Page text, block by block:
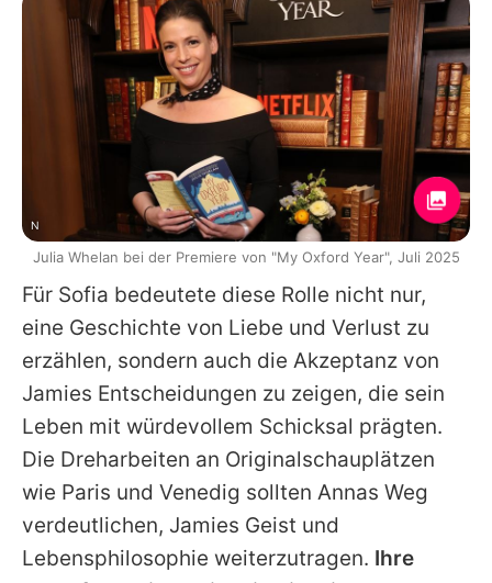
Für Sofia bedeutete diese Rolle nicht nur,
eine Geschichte von Liebe und Verlust zu
erzählen, sondern auch die Akzeptanz von
Jamies Entscheidungen zu zeigen, die sein
Leben mit würdevollem Schicksal prägten.
Die Dreharbeiten an Originalschauplätzen
wie Paris und Venedig sollten Annas Weg
verdeutlichen, Jamies Geist und
Lebensphilosophie weiterzutragen. Ihre
N
Julia Whelan bei der Premiere von "My Oxford Year", Juli 2025